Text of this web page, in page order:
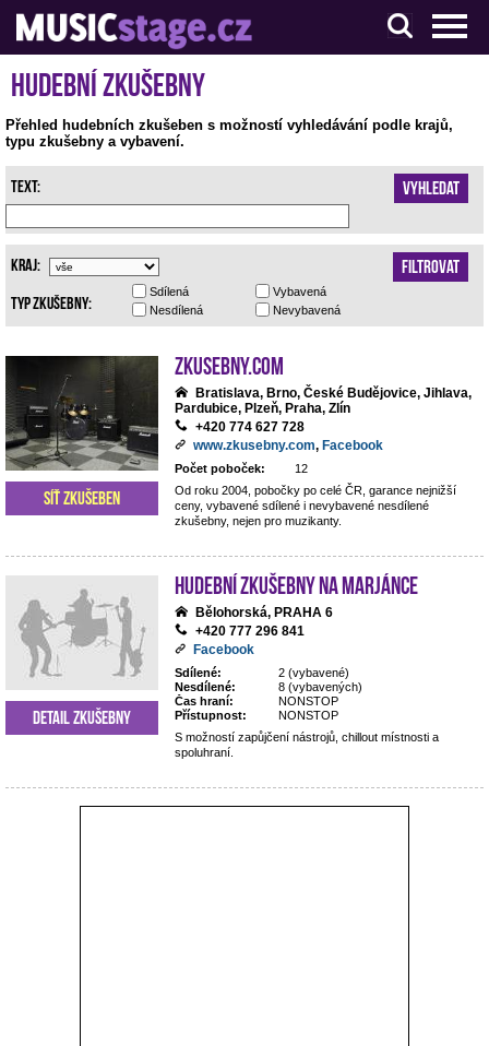
S muzikanty pro muzikanty
Hudební zkušebny
Přehled hudebních zkušeben s možností vyhledávání podle krajů,
typu zkušebny a vybavení.
Vyhledat
Text:
Filtrovat
Kraj:
Vybavená
Nevybavená
Sdílená
Nesdílená
Typ zkušebny:
Zkusebny.com
Bratislava, Brno, České Budějovice, Jihlava,
Pardubice, Plzeň, Praha, Zlín
+420 774 627 728
www.zkusebny.com, Facebook
Počet poboček:
12
Od roku 2004, pobočky po celé ČR, garance nejnižší
ceny, vybavené sdílené i nevybavené nesdílené
zkušebny, nejen pro muzikanty.
Síť zkušeben
Hudební zkušebny Na Marjánce
Bělohorská, PRAHA 6
+420 777 296 841
Facebook
Sdílené:
2 (vybavené)
Nesdílené:
8 (vybavených)
Čas hraní:
NONSTOP
Přístupnost:
NONSTOP
S možností zapůjčení nástrojů, chillout místnosti a
spoluhraní.
Detail zkušebny